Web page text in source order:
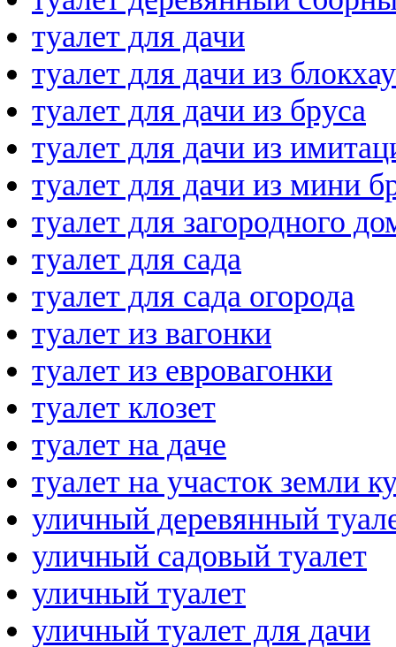
туалет для дачи
туалет для дачи из
туалет для дачи из бруса
туалет для дачи из
туалет для дачи из мини
туалет для загородного
туалет для сада
туалет для сада огорода
туалет из вагонки
туалет из евровагонки
туалет клозет
туалет на даче
туалет на участок земли
уличный деревянный
уличный садовый туалет
уличный туалет
уличный туалет для дачи